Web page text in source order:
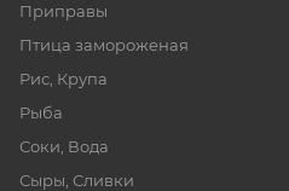
Приправы
Птица замороженая
Рис, Крупа
Рыба
Соки, Вода
Сыры, Сливки